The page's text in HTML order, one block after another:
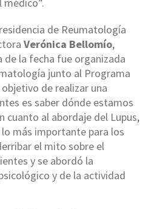
de Reumatología
Verónica Bellomío,
la fecha fue organizada
junto al Programa
de realizar una
es saber dónde estamos
cuanto al abordaje del Lupus,
lo más importante para los
el mito sobre el
y se abordó la
y de la actividad